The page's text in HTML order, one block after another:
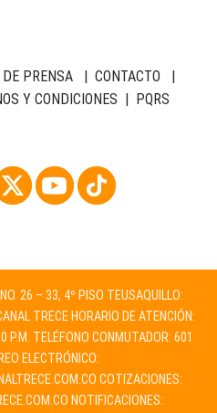
PRENSA| CONTACTO
Y CONDICIONES PQRS
26 – 33, 4º PISO TEUSAQUILLO:
TRECE HORARIO DE ATENCIÓN:
P.M. TELÉFONO CONMUTADOR: 601
ELECTRÓNICO:
COTIZACIONES:
NOTIFICACIONES: